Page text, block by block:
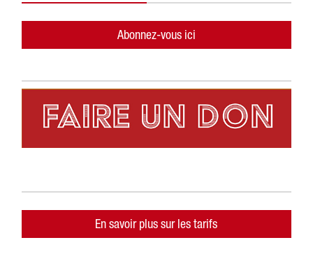
Abonnez-vous ici
En savoir plus sur les tarifs